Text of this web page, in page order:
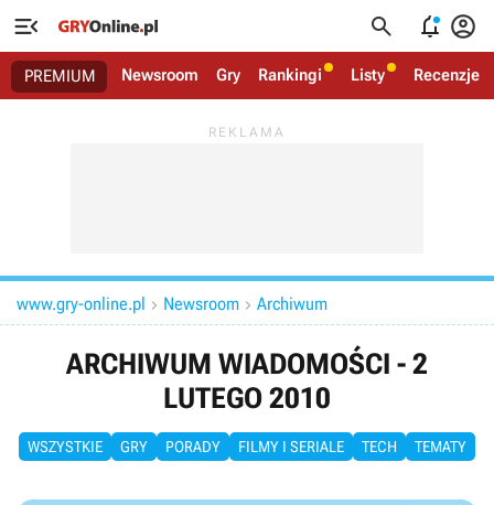
   
PREMIUM Newsroom Gry Rankingi Listy Recenzje
www.gry-online.pl  Newsroom  Archiwum
ARCHIWUM WIADOMOŚCI - 2
LUTEGO 2010
WSZYSTKIE GRY PORADY FILMY I SERIALE TECH TEMATY